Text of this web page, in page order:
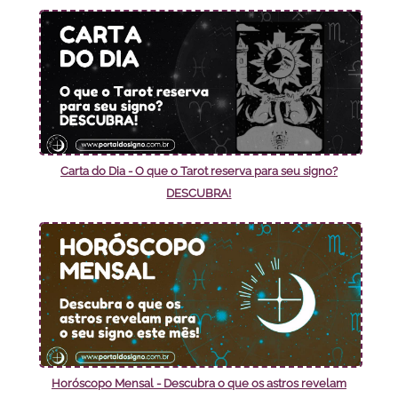
Carta do Dia - O que o Tarot reserva para seu signo?
DESCUBRA!
Horóscopo Mensal - Descubra o que os astros revelam